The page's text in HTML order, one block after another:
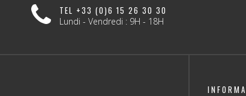
TEL +33 (0)6 15 26 30 30
Lundi - Vendredi : 9H - 18H